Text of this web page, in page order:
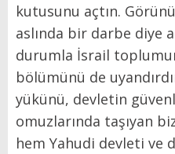
kutusunu açtın.
aslında bir darbe diye
durumla İsrail
bölümünü de
yükünü, devletin
omuzlarında taşıyan
hem Yahudi devleti ve